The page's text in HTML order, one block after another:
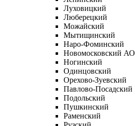
Луховицкий
Люберецкий
Можайский
Мытищинский
Наро-Фоминский
Новомосковский АО
Ногинский
Одинцовский
Орехово-Зуевский
Павлово-Посадский
Подольский
Пушкинский
Раменский